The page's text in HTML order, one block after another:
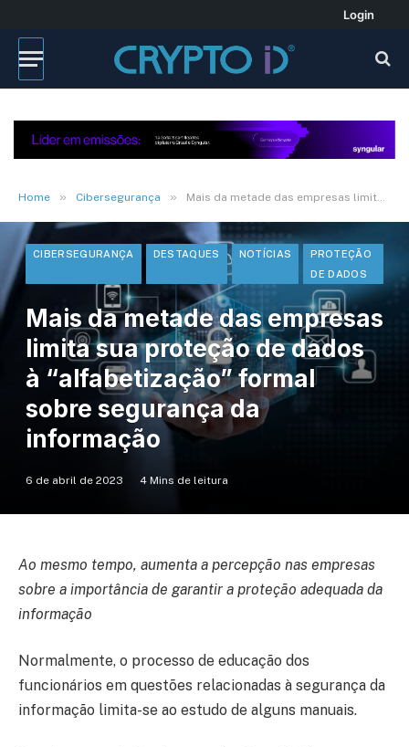
Login
Home » Cibersegurança » Mais da metade das empresas limita sua proteção de dados à “alfabetização” formal sobre segurança da informação
CIBERSEGURANÇA DESTAQUES NOTÍCIAS
PROTEÇÃO
DE DADOS
Mais da metade das empresas
limita sua proteção de dados
à “alfabetização” formal
sobre segurança da
informação
6 de abril de 2023 4 Mins de leitura
Ao mesmo tempo, aumenta a percepção nas empresas
sobre a importância de garantir a proteção adequada da
informação
Normalmente, o processo de educação dos
funcionários em questões relacionadas à segurança da
informação limita-se ao estudo de alguns manuais.